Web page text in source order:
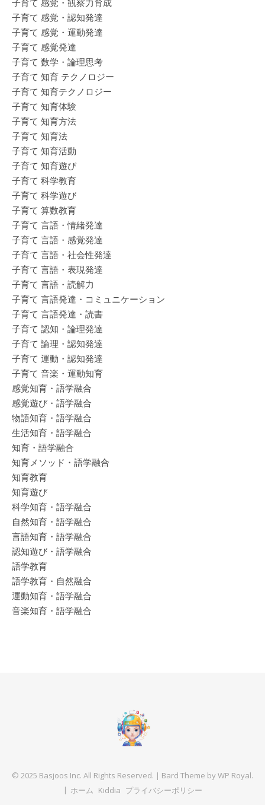
子育て 感覚・観察力育成
子育て 感覚・認知発達
子育て 感覚・運動発達
子育て 感覚発達
子育て 数学・論理思考
子育て 知育 テクノロジー
子育て 知育テクノロジー
子育て 知育体験
子育て 知育方法
子育て 知育法
子育て 知育活動
子育て 知育遊び
子育て 科学教育
子育て 科学遊び
子育て 算数教育
子育て 言語・情緒発達
子育て 言語・感覚発達
子育て 言語・社会性発達
子育て 言語・表現発達
子育て 言語・読解力
子育て 言語発達・コミュニケーション
子育て 言語発達・読書
子育て 認知・論理発達
子育て 論理・認知発達
子育て 運動・認知発達
子育て 音楽・運動知育
感覚知育・語学融合
感覚遊び・語学融合
物語知育・語学融合
生活知育・語学融合
知育・語学融合
知育メソッド・語学融合
知育教育
知育遊び
科学知育・語学融合
自然知育・語学融合
言語知育・語学融合
認知遊び・語学融合
語学教育
語学教育・自然融合
運動知育・語学融合
音楽知育・語学融合
© 2025 Basjoos Inc. All Rights Reserved. | Bard Theme byWP Royal.
ホーム Kiddia プライバシーポリシー